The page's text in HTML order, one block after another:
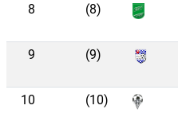
8 (8)
9 (9)
10 (10)